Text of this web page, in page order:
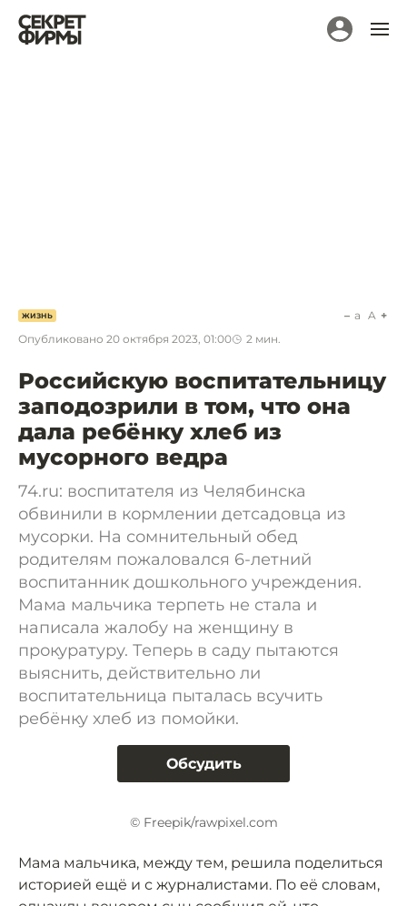
ЖИЗНЬ
Опубликовано 20 октября 2023, 01:00 2 мин.
a A
Российскую воспитательницу
заподозрили в том, что она
дала ребёнку хлеб из
мусорного ведра
74.ru: воспитателя из Челябинска
обвинили в кормлении детсадовца из
мусорки. На сомнительный обед
родителям пожаловался 6-летний
воспитанник дошкольного учреждения.
Мама мальчика терпеть не стала и
написала жалобу на женщину в
прокуратуру. Теперь в саду пытаются
выяснить, действительно ли
воспитательница пыталась всучить
ребёнку хлеб из помойки.
Обсудить
© Freepik/rawpixel.com
Мама мальчика, между тем, решила поделиться
историей ещё и с журналистами. По её словам,